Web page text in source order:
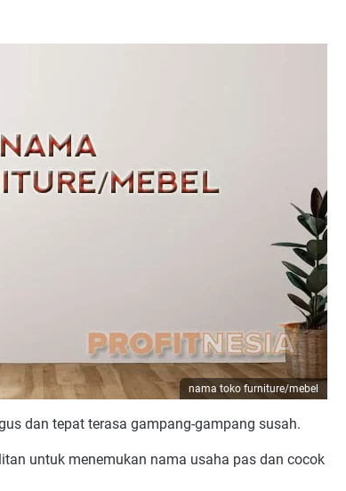
nama toko furniture/mebel
dan tepat terasa gampang-gampang susah.
untuk menemukan nama usaha pas dan cocok